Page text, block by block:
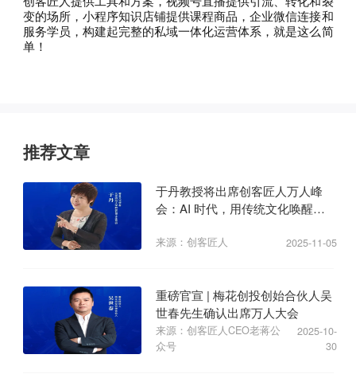
变的场所，小程序知识店铺提供课程商品，企业微信连接和
服务学员，构建起完整的私域一体化运营体系，就是这么简
单！
推荐文章
于丹教授将出席创客匠人万人峰
会：AI 时代，用传统文化唤醒商
来源：创客匠人 2025-11-05
重磅官宣 | 梅花创投创始合伙人吴
世春先生确认出席万人大会
来源：创客匠人CEO老蒋公
众号
2025-10-
30